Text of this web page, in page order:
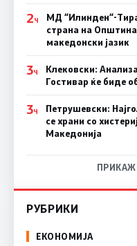
2Ч
МД “Илинден“-
страна на
македонски јазик
3Ч
Клековски:
Гостивар ќе биде
3Ч
Петрушевски:
се храни со
Македонија
РУБРИКИ
ЕКОНОМИЈА